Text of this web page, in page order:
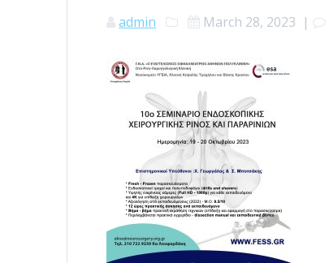
admin March 28, 2023 |